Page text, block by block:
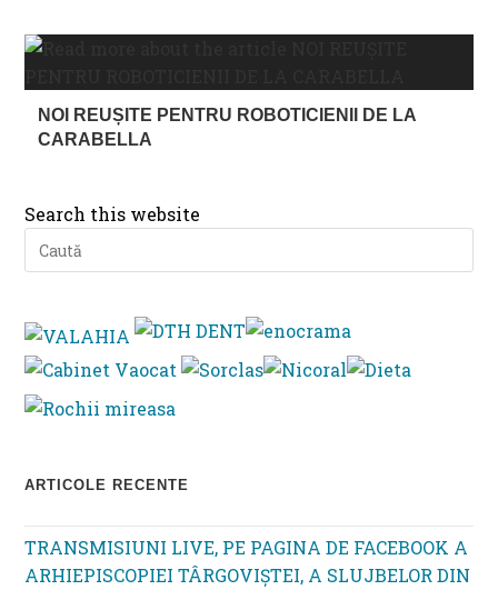
NOI REUȘITE PENTRU ROBOTICIENII DE LA
CARABELLA
Search this website
ARTICOLE RECENTE
TRANSMISIUNI LIVE, PE PAGINA DE FACEBOOK A
ARHIEPISCOPIEI TÂRGOVIȘTEI, A SLUJBELOR DIN